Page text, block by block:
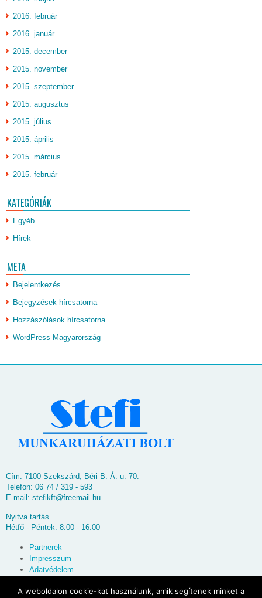
2016. február
2016. január
2015. december
2015. november
2015. szeptember
2015. augusztus
2015. július
2015. április
2015. március
2015. február
KATEGÓRIÁK
Egyéb
Hírek
META
Bejelentkezés
Bejegyzések hírcsatorna
Hozzászólások hírcsatorna
WordPress Magyarország
Cím: 7100 Szekszárd, Béri B. Á. u. 70.
Telefon: 06 74 / 319 - 593
E-mail: stefikft@freemail.hu
Nyitva tartás
Hétfő - Péntek: 8.00 - 16.00
Partnerek
Impresszum
Adatvédelem
A weboldalon cookie-kat használunk, amik segítenek minket a